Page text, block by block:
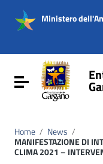
Vai al menu di
Vai al footer
Ministero
Attiva / disattiva la
Home / News /
MANIFESTAZIONE DI
CLIMA 2021 –